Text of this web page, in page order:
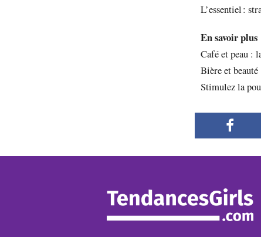
L’essentiel :
En savoir plus
Café et peau :
Bière et
Stimulez la